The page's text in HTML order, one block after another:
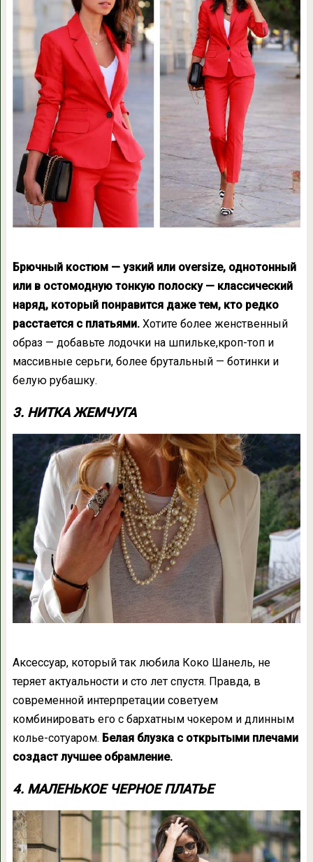
Брючный костюм — узкий или oversize, однотонный
или в остомодную тонкую полоску — классический
наряд, который понравится даже тем, кто редко
расстается с платьями. Хотите более женственный
образ — добавьте лодочки на шпильке,кроп-топ и
массивные серьги, более брутальный — ботинки и
белую рубашку.
3. НИТКА ЖЕМЧУГА
Аксессуар, который так любила Коко Шанель, не
теряет актуальности и сто лет спустя. Правда, в
современной интерпретации советуем
комбинировать его с бархатным чокером и длинным
колье-сотуаром. Белая блузка с открытыми плечами
создаст лучшее обрамление.
4. МАЛЕНЬКОЕ ЧЕРНОЕ ПЛАТЬЕ